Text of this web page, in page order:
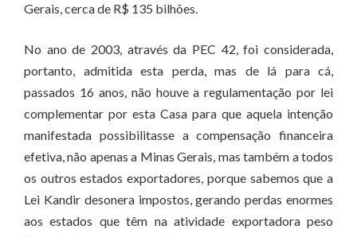
Gerais, cerca de R$ 135 bilhões.
No ano de 2003, através da PEC 42, foi considerada,
portanto, admitida esta perda, mas de lá para cá,
passados 16 anos, não houve a regulamentação por lei
complementar por esta Casa para que aquela intenção
manifestada possibilitasse a compensação financeira
efetiva, não apenas a Minas Gerais, mas também a todos
os outros estados exportadores, porque sabemos que a
Lei Kandir desonera impostos, gerando perdas enormes
aos estados que têm na atividade exportadora peso